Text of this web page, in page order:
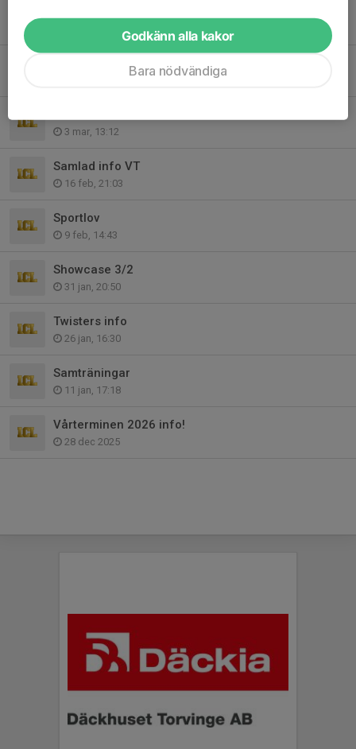
3 mar, 13:12
Samlad info VT
16 feb, 21:03
Sportlov
9 feb, 14:43
Showcase 3/2
31 jan, 20:50
Twisters info
26 jan, 16:30
Samträningar
11 jan, 17:18
Vårterminen 2026 info!
28 dec 2025
Godkänn alla kakor
Bara nödvändiga